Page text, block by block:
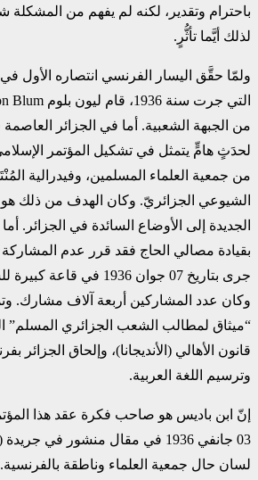
باحترام وتقدير، لكنه لم يفهم من المشكلة
لذلك أيَّما تأثُّرٍ.
ولمّا حقَّق اليسار الفرنسي انتصاره الأول في
التي جرت سنة 1936، قام ليون بلوم Léon Blum
من الجبهة الشعبية. أما في الجزائر
لحدَثٍ هامٍّ يتمثل في تشكيل المؤتمر
من جمعية العلماء المسلمين، وفيدرالية
الشيوعي الجزائريّ. وكان الهدف من ذلك هو
الجديدة إلى الأوضاع السائدة في الجزائر.
بقيادة مصالي الحاج فقد قرر عدم المشاركة
جرى بتاريخ 07 جوان 1936
وكان عدد المشاركين أربعة آلاف مشارك.
“ميثاق لمطالب الشعب الجزائري المسلم”
قانون الأهالي (الأنديجانا)، وإلحاق الجزائر
وترسيم اللغة العربية.
إنّ ابن باديس هو صاحب فكرة عقد هذا
لسان حال جمعية العلماء وناطقة